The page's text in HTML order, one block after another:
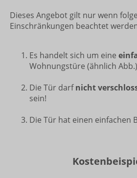
Dieses Angebot gilt nur wenn
Einschränkungen beachtet
Es handelt sich um eine
Wohnungstüre (ähnlich
Die Tür darfnicht
sein!
Die Tür hat einen einfachen